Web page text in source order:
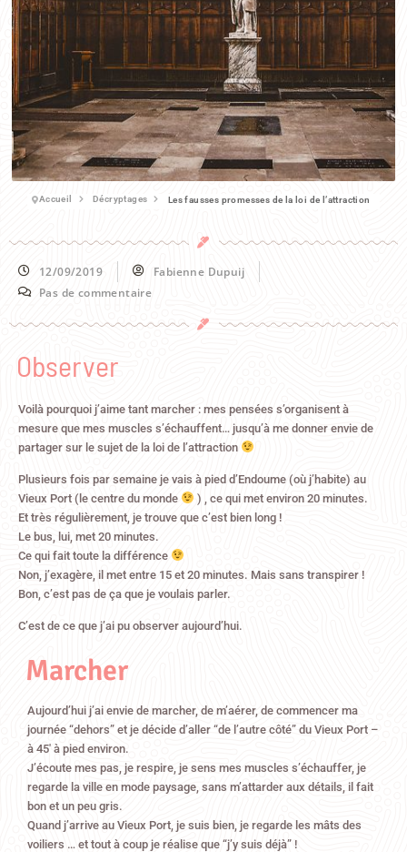
Accueil Décryptages Les fausses promesses de la loi de l’attraction
12/09/2019
Fabienne Dupuij
Pas de commentaire
Observer
Voilà pourquoi j’aime tant marcher : mes pensées s’organisent à
mesure que mes muscles s’échauffent… jusqu’à me donner envie de
partager sur le sujet de la loi de l’attraction
Plusieurs fois par semaine je vais à pied d’Endoume (où j’habite) au
Vieux Port (le centre du monde
) , ce qui met environ 20 minutes.
Et très régulièrement, je trouve que c’est bien long !
Le bus, lui, met 20 minutes.
Ce qui fait toute la différence
Non, j’exagère, il met entre 15 et 20 minutes. Mais sans transpirer !
Bon, c’est pas de ça que je voulais parler.
C’est de ce que j’ai pu observer aujourd’hui.
Marcher
Aujourd’hui j’ai envie de marcher, de m’aérer, de commencer ma
journée “dehors” et je décide d’aller “de l’autre côté” du Vieux Port –
à 45′ à pied environ.
J’écoute mes pas, je respire, je sens mes muscles s’échauffer, je
regarde la ville en mode paysage, sans m’attarder aux détails, il fait
bon et un peu gris.
Quand j’arrive au Vieux Port, je suis bien, je regarde les mâts des
voiliers … et tout à coup je réalise que “j’y suis déjà” !